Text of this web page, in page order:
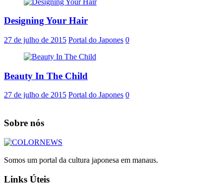
Designing Your Hair
27 de julho de 2015 Portal do Japones 0
Beauty In The Child
27 de julho de 2015 Portal do Japones 0
Sobre nós
Somos um portal da cultura japonesa em manaus.
Links Úteis